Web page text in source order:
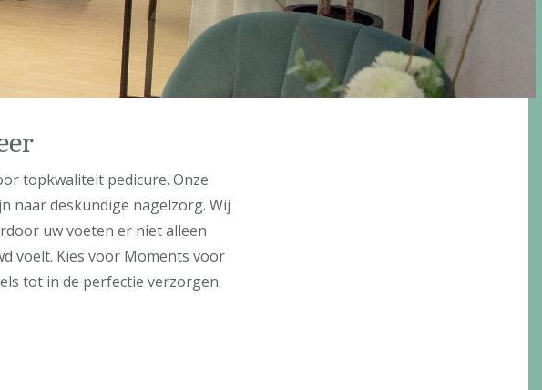
topkwaliteit pedicure. Onze
naar deskundige nagelzorg. Wij
uw voeten er niet alleen
voelt. Kies voor Moments voor
tot in de perfectie verzorgen.